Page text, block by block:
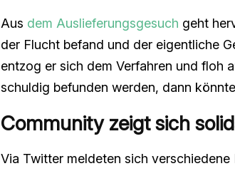
Aus dem Auslieferungsgesuch geht
der Flucht befand und der eigentliche
entzog er sich dem Verfahren und floh
schuldig befunden werden, dann
Community zeigt sich
Via Twitter meldeten sich